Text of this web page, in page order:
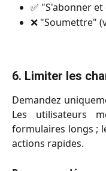
✅ "S'abonner
❌ "Soumettre"
6. Limiter les
Demandez
Les utilisateurs
formulaires longs ;
actions rapides.